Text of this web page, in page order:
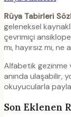
Rüya Tabirleri
geleneksel
çevrimiçi
mı, hayırsız mı,
Alfabetik gezinme
anında ulaşabilir,
okuyucularla
Son Eklenen